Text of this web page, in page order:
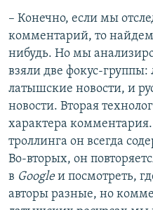
– Конечно, если мы
комментарий, то
нибудь. Но мы
взяли две фокус-
латышские новости, и
новости. Вторая
характера
троллинга он всегда
Во-вторых, он
в Googleи посмотреть,
авторы разные, но